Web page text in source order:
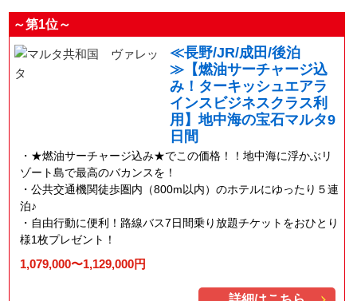
～第1位～
≪長野/JR/成田/後泊
≫【燃油サーチャージ込
み！ターキッシュエアラ
インスビジネスクラス利
用】地中海の宝石マルタ9
日間
★燃油サーチャージ込み★でこの価格！！地中海に浮かぶリ
ゾート島で最高のバカンスを！
公共交通機関徒歩圏内（800m以内）のホテルにゆったり５連
泊♪
自由行動に便利！路線バス7日間乗り放題チケットをおひとり
様1枚プレゼント！
1,079,000〜1,129,000円